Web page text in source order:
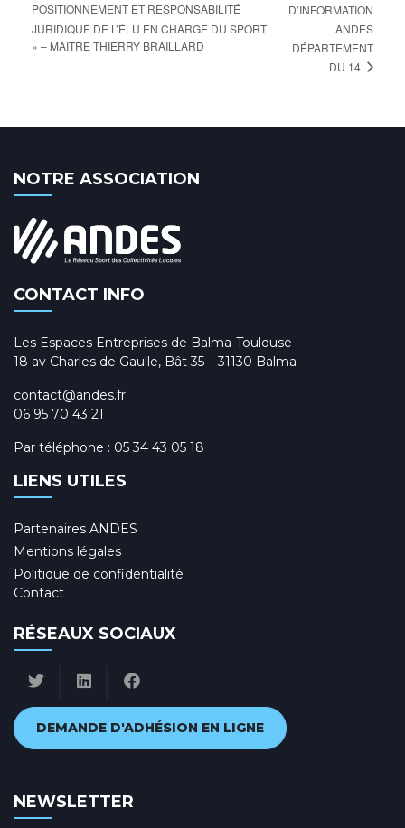
POSITIONNEMENT ET RESPONSABILITÉ
JURIDIQUE DE L’ÉLU EN CHARGE DU SPORT
» – MAITRE THIERRY BRAILLARD
D’INFORMATION
ANDES
DÉPARTEMENT
DU 14
NOTRE ASSOCIATION
CONTACT INFO
Les Espaces Entreprises de Balma-Toulouse
18 av Charles de Gaulle, Bât 35 – 31130 Balma
contact@andes.fr
06 95 70 43 21
Par téléphone : 05 34 43 05 18
LIENS UTILES
Partenaires ANDES
Mentions légales
Politique de confidentialité
Contact
RÉSEAUX SOCIAUX
DEMANDE D'ADHÉSION EN LIGNE
NEWSLETTER